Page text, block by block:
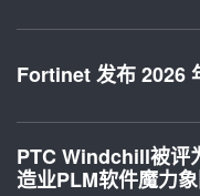
Fortinet 发布 2026
PTC Windchill被评
造业PLM软件魔力